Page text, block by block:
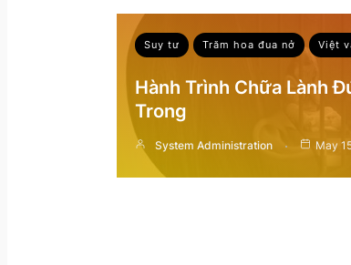
Suy tư Trăm hoa đua nở Việt
Hành Trình Chữa Lành
Trong
System Administration May